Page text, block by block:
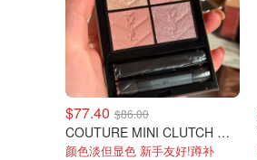
$77.40 $86.00
COUTURE MINI CLUTCH 情人节限定眼影126
颜色淡但显色 新手友好!蹲补